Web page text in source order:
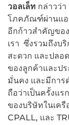
วอลเล็ท กล่าวว่า
โภคภัณฑ์ผ่านแอ
อีกก้าวสำคัญขอ
เรา ซึ่งรวมถึงบ
สะดวก และปลอ
ของลูกค้าและป
มั่นคง และมีการ
ถือว่าเป็นครั้งแ
ของบริษัทในเค
CPALL, และ